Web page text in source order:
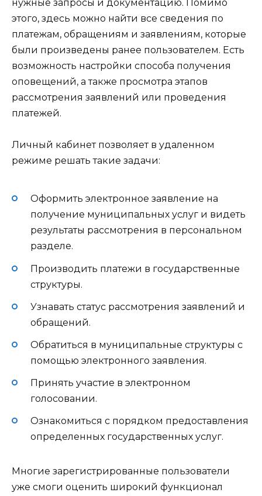
нужные запросы и документацию. Помимо
этого, здесь можно найти все сведения по
платежам, обращениям и заявлениям, которые
были произведены ранее пользователем. Есть
возможность настройки способа получения
оповещений, а также просмотра этапов
рассмотрения заявлений или проведения
платежей.
Личный кабинет позволяет в удаленном
режиме решать такие задачи:
Оформить электронное заявление на
получение муниципальных услуг и видеть
результаты рассмотрения в персональном
разделе.
Производить платежи в государственные
структуры.
Узнавать статус рассмотрения заявлений и
обращений.
Обратиться в муниципальные структуры с
помощью электронного заявления.
Принять участие в электронном
голосовании.
Ознакомиться с порядком предоставления
определенных государственных услуг.
Многие зарегистрированные пользователи
уже смоги оценить широкий функционал